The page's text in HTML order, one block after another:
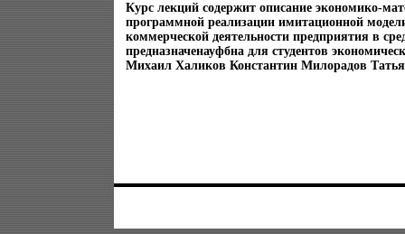
Курс лекций содержит описание экономико-
программной реализации имитационной
коммерческой деятельности предприятия в
предназначенауфбна для студентов
Михаил Халиков Константин Милорадов